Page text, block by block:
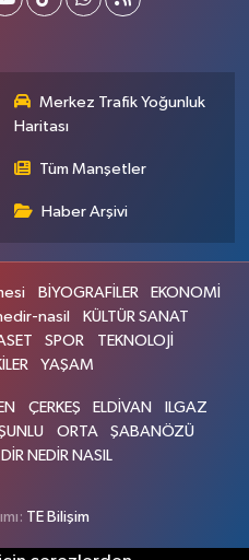
Merkez Trafik Yoğunluk
Haritası
Tüm Manşetler
Haber Arşivi
BİYOGRAFİLER
EKONOMİ
nasil
KÜLTÜR SANAT
SPOR
TEKNOLOJİ
YAŞAM
ÇERKEŞ ELDİVAN
ILGAZ
ORTA
ŞABANÖZÜ
NEDİR NASIL
TE Bilişim